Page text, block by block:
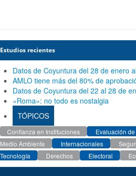
Estudios recientes
Datos de Coyuntura del 28 de enero
AMLO tiene más del 80% de
Datos de Coyuntura del 22 al 28 de
«Roma»: no todo es nostalgia
TÓPICOS
Confianza en Instituciones Evaluación
Medio Ambiente
Internacionales
Tecnología
Derechos Electoral